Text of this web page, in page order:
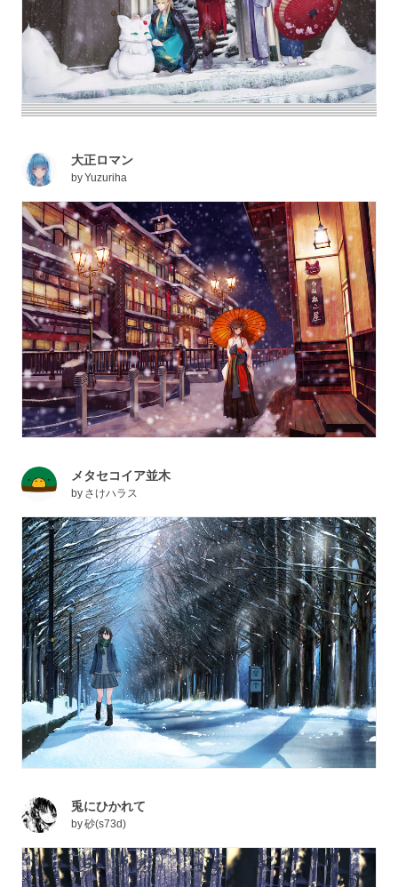
大正ロマン
byYuzuriha
メタセコイア並木
by さけハラス
兎にひかれて
by砂(s73d)